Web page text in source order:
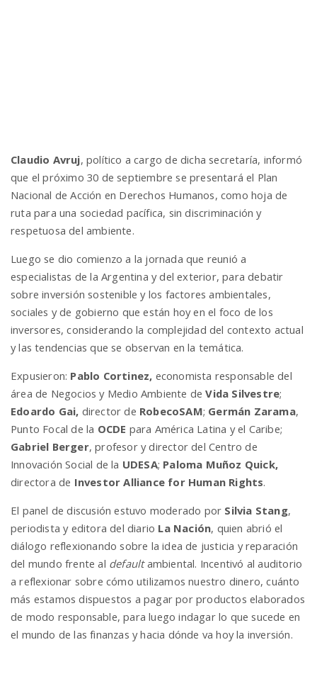
Claudio Avruj, político a cargo de dicha secretaría, informó
que el próximo 30 de septiembre se presentará el Plan
Nacional de Acción en Derechos Humanos, como hoja de
ruta para una sociedad pacífica, sin discriminación y
respetuosa del ambiente.
Luego se dio comienzo a la jornada que reunió a
especialistas de la Argentina y del exterior, para debatir
sobre inversión sostenible y los factores ambientales,
sociales y de gobierno que están hoy en el foco de los
inversores, considerando la complejidad del contexto actual
y las tendencias que se observan en la temática.
Expusieron: Pablo Cortinez, economista responsable del
área de Negocios y Medio Ambiente deVida Silvestre;
Edoardo Gai, director de RobecoSAM; Germán Zarama,
Punto Focal de la OCDE para América Latina y el Caribe;
Gabriel Berger, profesor y director del Centro de
Innovación Social de la UDESA; Paloma Muñoz Quick,
directora de Investor Alliance for Human Rights.
El panel de discusión estuvo moderado por Silvia Stang,
periodista y editora del diario La Nación, quien abrió el
diálogo reflexionando sobre la idea de justicia y reparación
del mundo frente al defaultambiental. Incentivó al auditorio
a reflexionar sobre cómo utilizamos nuestro dinero, cuánto
más estamos dispuestos a pagar por productos elaborados
de modo responsable, para luego indagar lo que sucede en
el mundo de las finanzas y hacia dónde va hoy la inversión.